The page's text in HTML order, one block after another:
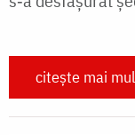
citește mai